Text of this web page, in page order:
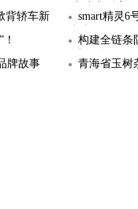
背轿车新
smart精灵6
构建全链条
牌故事
青海省玉树